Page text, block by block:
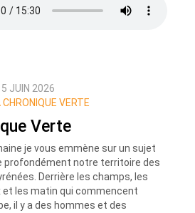
discussion par email
5 JUIN 2026
CHRONIQUE VERTE
Verte
je vous emmène sur un sujet
profondément notre territoire des
Derrière les champs, les
et les matin qui commencent
il y a des hommes et des